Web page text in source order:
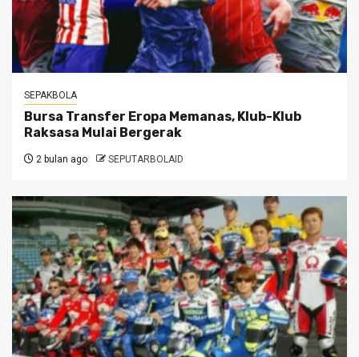
SEPAKBOLA
Bursa Transfer Eropa Memanas, Klub-Klub
Raksasa Mulai Bergerak
2 bulan ago SEPUTARBOLAID